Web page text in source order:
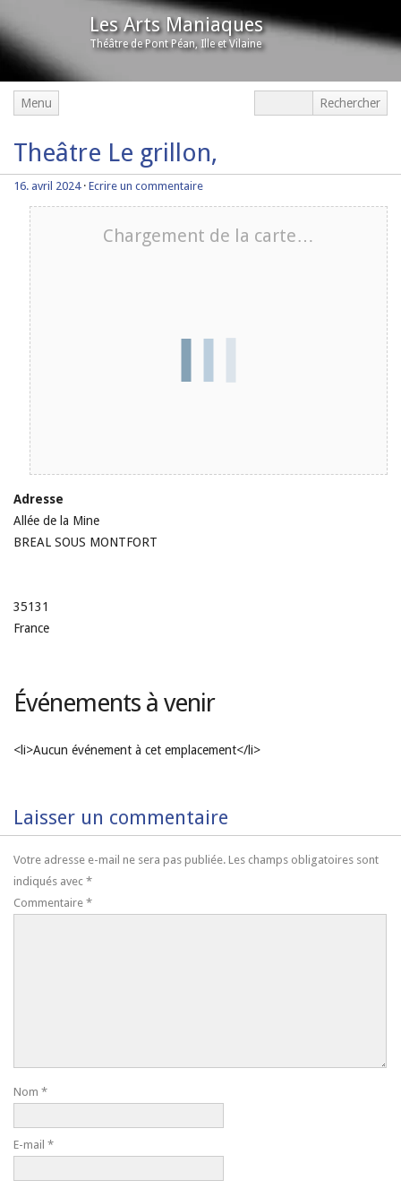
Les Arts Maniaques
Théâtre de Pont Péan, Ille et Vilaine
Menu
Theâtre Le grillon,
16. avril 2024· Ecrire un commentaire
Chargement de la carte…
Adresse
Allée de la Mine
BREAL SOUS MONTFORT
35131
France
Événements à venir
<li>Aucun événement à cet emplacement</li>
Laisser un commentaire
Votre adresse e-mail ne sera pas publiée. Les champs obligatoires sont
indiqués avec *
Commentaire *
Nom *
E-mail *